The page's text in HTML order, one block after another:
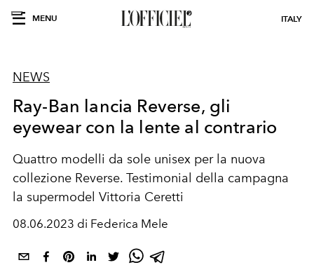
MENU ITALY
NEWS
Ray-Ban lancia Reverse, gli
eyewear con la lente al contrario
Quattro modelli da sole unisex per la nuova
collezione Reverse. Testimonial della campagna
la supermodel Vittoria Ceretti
08.06.2023 di Federica Mele